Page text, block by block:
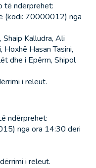
të ndërprehet:
(kodi: 70000012) nga
Kalludra, Ali
Hoxhë Hasan Tasini,
dhe i Epërm, Shipol
i releut.
ndërprehet:
nga ora 14:30 deri
i releut.